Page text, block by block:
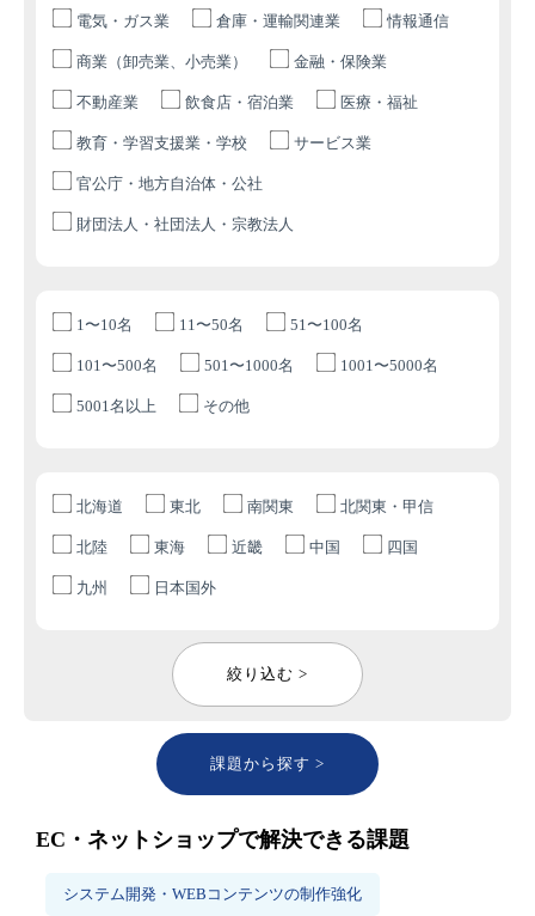
電気・ガス業 倉庫・運輸関連業 情報通信
商業（卸売業、小売業） 金融・保険業
不動産業 飲食店・宿泊業 医療・福祉
教育・学習支援業・学校 サービス業
官公庁・地方自治体・公社
財団法人・社団法人・宗教法人
1〜10名 11〜50名 51〜100名
101〜500名 501〜1000名 1001〜5000名
5001名以上 その他
北海道 東北 南関東 北関東・甲信
北陸 東海 近畿 中国 四国
九州 日本国外
絞り込む >
課題から探す >
EC・ネットショップで解決できる課題
システム開発・WEBコンテンツの制作強化